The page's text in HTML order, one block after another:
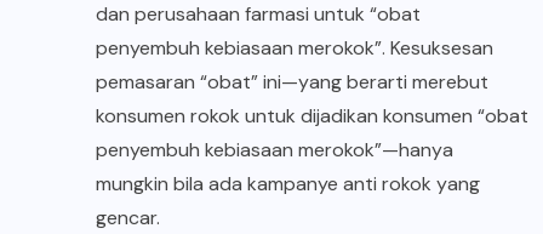
dan perusahaan farmasi untuk “obat
penyembuh kebiasaan merokok”. Kesuksesan
pemasaran “obat” ini—yang berarti merebut
konsumen rokok untuk dijadikan konsumen “obat
penyembuh kebiasaan merokok”—hanya
mungkin bila ada kampanye anti rokok yang
gencar.